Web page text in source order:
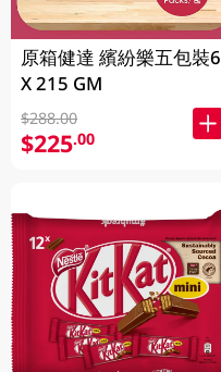
原箱健達 繽紛樂五包裝6
X 215 GM
$288.00
$225.00